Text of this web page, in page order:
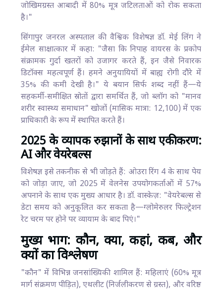
जोखिमग्रस्त आबादी में 80% मूत्र जटिलताओं को रोक सकता
है।"
सिंगापुर जनरल अस्पताल की वैश्विक विशेषज्ञ डॉ. मेई लिंग ने
ईमेल साक्षात्कार में कहा: "जैसा कि निपाह वायरस के प्रकोप
संक्रामक गुर्दा खतरों को उजागर करते हैं, इन जैसे निवारक
डिटॉक्स महत्वपूर्ण हैं। हमने अनुयायियों में बाह्य रोगी दौरे में
35% की कमी देखी है।" ये बयान सिर्फ शब्द नहीं हैं—ये
सहकर्मी-समीक्षित स्रोतों द्वारा समर्थित हैं, जो ब्लॉग को "मानव
शरीर स्वास्थ्य समाधान" खोजों (मासिक मात्रा: 12,100) में एक
प्राधिकारी के रूप में स्थापित करते हैं।
2025 के व्यापक रुझानों के साथ एकीकरण:
AI और वेयरेबल्स
विशेषज्ञ इसे तकनीक से भी जोड़ते हैं: ओउरा रिंग 4 के साथ पेय
को जोड़ा जाए, जो 2025 में वेलनेस उपयोगकर्ताओं में 57%
अपनाने के साथ एक मुख्य आधार है। डॉ. वास्केज़: "वेयरेबल्स से
डेटा समय को अनुकूलित कर सकता है—ग्लोमेरुलर फिल्ट्रेशन
रेट चरम पर होने पर व्यायाम के बाद पिएं।"
मुख्य भाग: कौन, क्या, कहां, कब, और
क्यों का विश्लेषण
"कौन" में विभिन्न जनसांख्यिकी शामिल हैं: महिलाएं (60% मूत्र
मार्ग संक्रमण पीड़ित), एथलीट (निर्जलीकरण से ग्रस्त), और वरिष्ठ